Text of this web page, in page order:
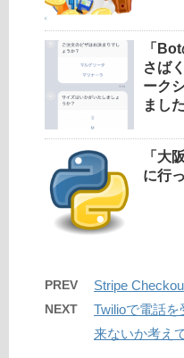
「
さば
ーク
ました
「大
に行
PREV Stripe
NEXT
Twilioで電話
来ないか考え